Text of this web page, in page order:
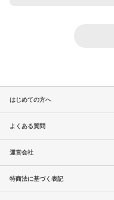
はじめての方へ
よくある質問
運営会社
特商法に基づく表記